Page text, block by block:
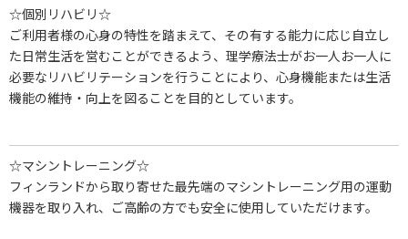
☆個別リハビリ☆
ご利用者様の心身の特性を踏まえて、その有する能力に応じ自立し
た日常生活を営むことができるよう、理学療法士がお一人お一人に
必要なリハビリテーションを行うことにより、心身機能または生活
機能の維持・向上を図ることを目的としています。
☆マシントレーニング☆
フィンランドから取り寄せた最先端のマシントレーニング用の運動
機器を取り入れ、ご高齢の方でも安全に使用していただけます。